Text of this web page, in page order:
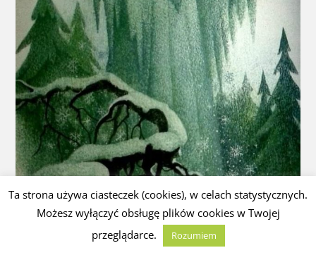
Ta strona używa ciasteczek (cookies), w celach statystycznych.
Możesz wyłączyć obsługę plików cookies w Twojej
przeglądarce.
Rozumiem